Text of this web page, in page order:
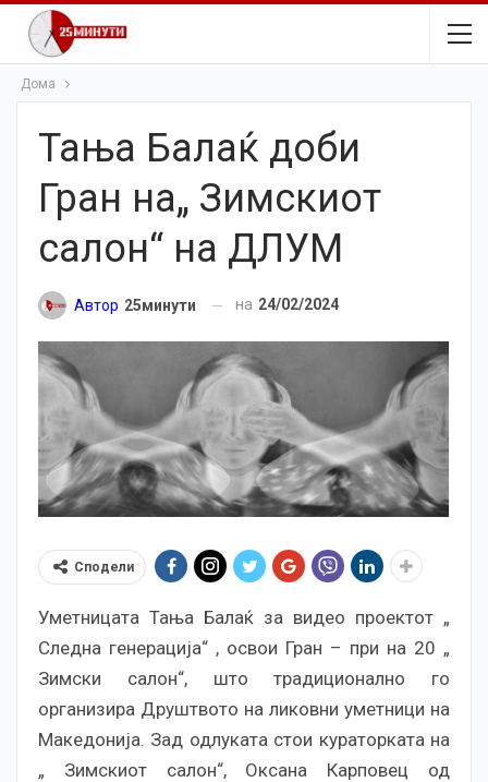
Дома
Тања Балаќ доби
Гран на„ Зимскиот
салон“ на ДЛУМ
Автор 25минути на 24/02/2024
Сподели
Уметницата Тања Балаќ за видео проектот „
Следна генерација“ , освои Гран – при на 20 „
Зимски салон“, што традиционално го
организира Друштвото на ликовни уметници на
Македонија. Зад одлуката стои кураторката на
„ Зимскиот салон“, Оксана Карповец од